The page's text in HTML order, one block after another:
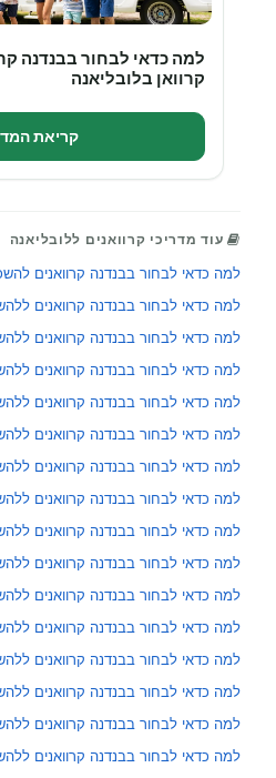
למה כדאי לבחור בבנדנה
קרוואן בלובליאנה
קריאת
עוד מדריכי קרוואנים ללובליאנה
למה כדאי לבחור בבנדנה קרוואנים
למה כדאי לבחור בבנדנה קרוואנים
למה כדאי לבחור בבנדנה קרוואנים
למה כדאי לבחור בבנדנה קרוואנים
למה כדאי לבחור בבנדנה קרוואנים
למה כדאי לבחור בבנדנה קרוואנים
למה כדאי לבחור בבנדנה קרוואנים
למה כדאי לבחור בבנדנה קרוואנים
למה כדאי לבחור בבנדנה קרוואנים
למה כדאי לבחור בבנדנה קרוואנים
למה כדאי לבחור בבנדנה קרוואנים
למה כדאי לבחור בבנדנה קרוואנים
למה כדאי לבחור בבנדנה קרוואנים
למה כדאי לבחור בבנדנה קרוואנים
למה כדאי לבחור בבנדנה קרוואנים
למה כדאי לבחור בבנדנה קרוואנים